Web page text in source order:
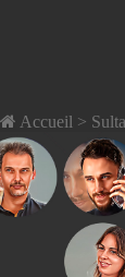
Accueil >